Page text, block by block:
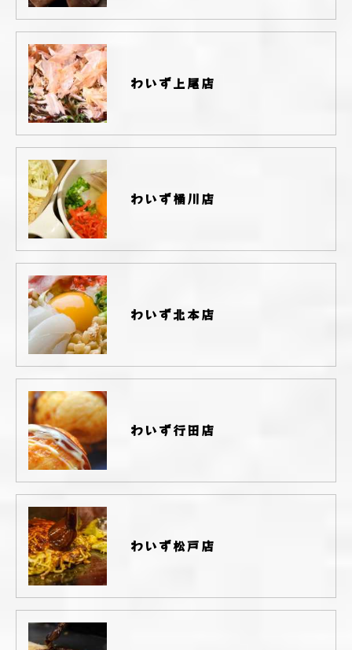
わいず上尾店
わいず桶川店
わいず北本店
わいず行田店
わいず松戸店